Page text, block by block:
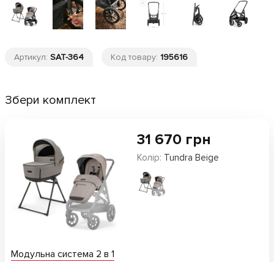
Артикул: SAT-364 Код товару: 195616
Збери комплект
Модульна система 2 в 1
31 670 грн
Колір: Tundra Beige